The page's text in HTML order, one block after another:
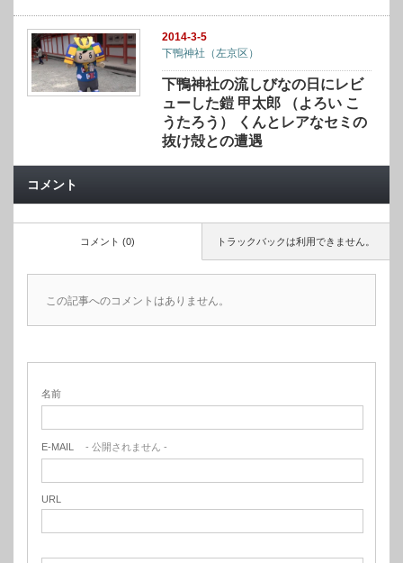
2014-3-5
下鴨神社（左京区）
下鴨神社の流しびなの日にレビ
ューした鎧 甲太郎 （よろい こ
うたろう） くんとレアなセミの
抜け殻との遭遇
コメント
トラックバックは利用できません。
コメント (0)
この記事へのコメントはありません。
名前
E-MAIL - 公開されません -
URL